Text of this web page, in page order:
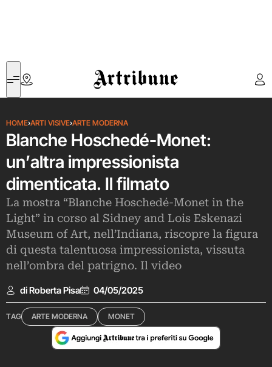
Artribune
HOME›ARTI VISIVE›ARTE MODERNA
Blanche Hoschedé-Monet:
un’altra impressionista
dimenticata. Il filmato
La mostra “Blanche Hoschedé-Monet in the
Light” in corso al Sidney and Lois Eskenazi
Museum of Art, nell’Indiana, riscopre la figura
di questa talentuosa impressionista, vissuta
nell’ombra del patrigno. Il video
di Roberta Pisa 04/05/2025
TAG ARTE MODERNA MONET